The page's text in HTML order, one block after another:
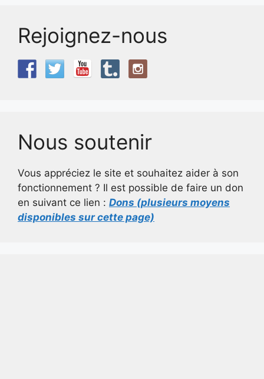
Rejoignez-nous
Nous soutenir
Vous appréciez le site et souhaitez aider à son
fonctionnement ? Il est possible de faire un don
en suivant ce lien : Dons (plusieurs moyens
disponibles sur cette page)